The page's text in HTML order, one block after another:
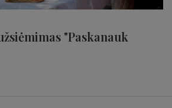
"Paskanauk